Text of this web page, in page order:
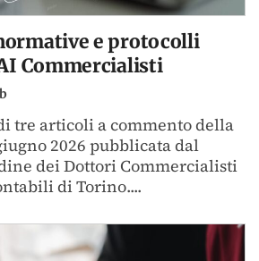
e protocolli
Commercialisti
tre articoli a commento della
2026 pubblicata dal
dei Dottori Commercialisti
di Torino....